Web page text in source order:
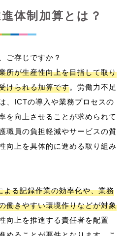
体制加算とは？
ご存じですか？
所が生産性向上を目指して取り
けられる加算です。労働力不足
、ICTの導入や業務プロセスの
を向上させることが求められて
職員の負担軽減やサービスの質
向上を具体的に進める取り組み
よる記録作業の効率化や、業務
働きやすい環境作りなどが対象
向上を推進する責任者を配置